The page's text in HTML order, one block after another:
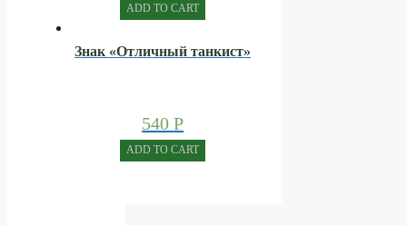
ADD TO CART
Знак «Отличный танкист»
540Р
ADD TO CART